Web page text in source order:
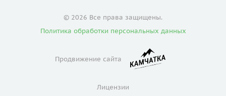
© 2026 Все права защищены.
Политика обработки персональных данных
Продвижение сайта
Лицензии